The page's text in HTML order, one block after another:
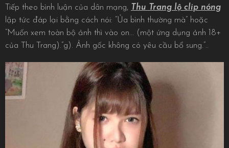
Tiếp theo bình luận của dân mạng, Thu Trang lộ clip nóng
lập tức đáp lại bằng cách nói: “Ủa bình thường mà” hoặc
“Muốn xem toàn bộ ảnh thì vào on… (một ứng dụng ảnh 18+
của Thu Trang).”g). Ảnh gốc không có yêu cầu bổ sung.”..